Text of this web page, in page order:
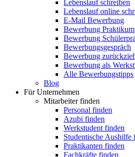
Lebenslauf schreiben
Lebenslauf online
E-Mail Bewerbung
Bewerbung Praktikum
Bewerbung
Bewerbungsgespräch
Bewerbung
Bewerbung als
Alle Bewerbungstipps
Blog
Für Unternehmen
Mitarbeiter finden
Personal finden
Azubi finden
Werkstudent finden
Studentische Aushilfe
Praktikanten finden
Fachkräfte finden